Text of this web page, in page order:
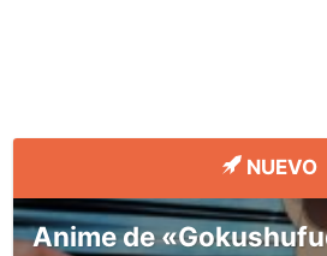
NUEVO
Anime de